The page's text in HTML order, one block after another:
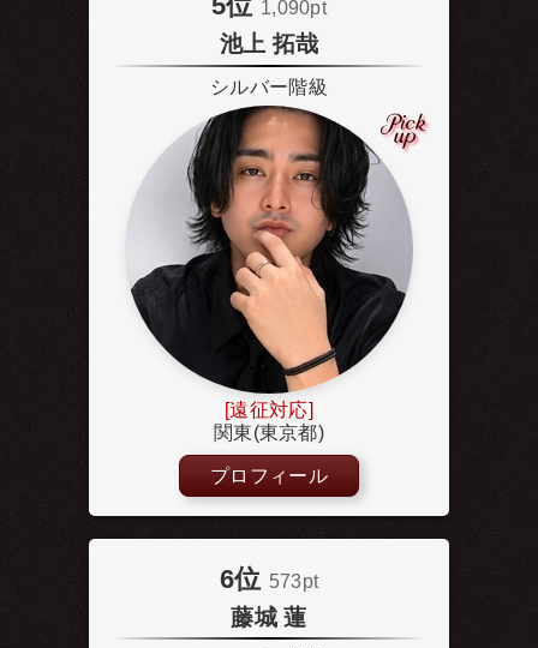
1,090pt
池上 拓哉
シルバー階級
[遠征対応]
関東(東京都)
プロフィール
6位 573pt
藤城 蓮